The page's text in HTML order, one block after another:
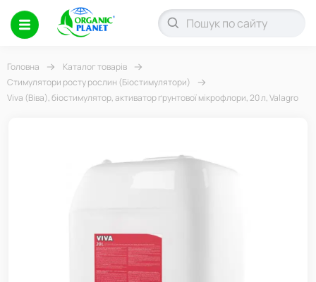
Головна
Каталог товарів
Стимулятори росту рослин (Біостимулятори)
Viva (Віва), біостимулятор, активатор ґрунтової мікрофлори, 20 л, Valagro